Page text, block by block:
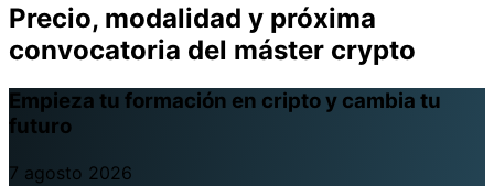
Precio, modalidad y próxima
convocatoria del máster crypto
Empieza tu formación en cripto y cambia tu
futuro
7 agosto 2026